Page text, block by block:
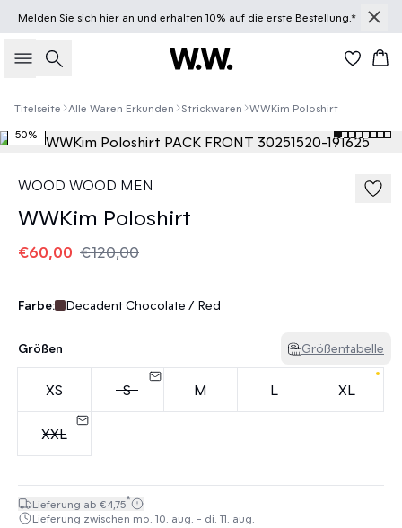
Melden Sie sich hieran und erhalten 10% auf die erste Bestellung.*
Suche
Titelseite Alle Waren Erkunden Strickwaren WWKim Poloshirt
50%
WOOD WOOD MEN
WWKim Poloshirt
€60,00 €120,00
Farbe: Decadent Chocolate / Red
Größen Größentabelle
XS S M L XL
XXL
Lieferung ab €4,75*
Lieferung zwischen mo. 10. aug. - di. 11. aug.